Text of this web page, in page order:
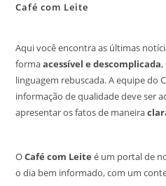
Café com Leite
Aqui você encontra as últimas
formaacessível e descomplicada,
linguagem rebuscada. A equipe do
informação de qualidade deve ser
apresentar os fatos de maneira
OCafé com Leite é um portal de
o dia bem informado, com um